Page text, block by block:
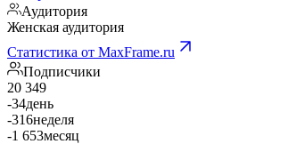
Аудитория
Женская аудитория
Статистика от MaxFrame.ru
Подписчики
20 349
-34день
-316неделя
-1 653месяц